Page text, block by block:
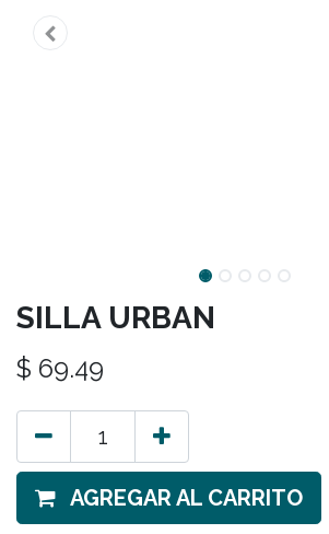
SILLA URBAN
$ 69.49
AGREGAR AL CARRITO